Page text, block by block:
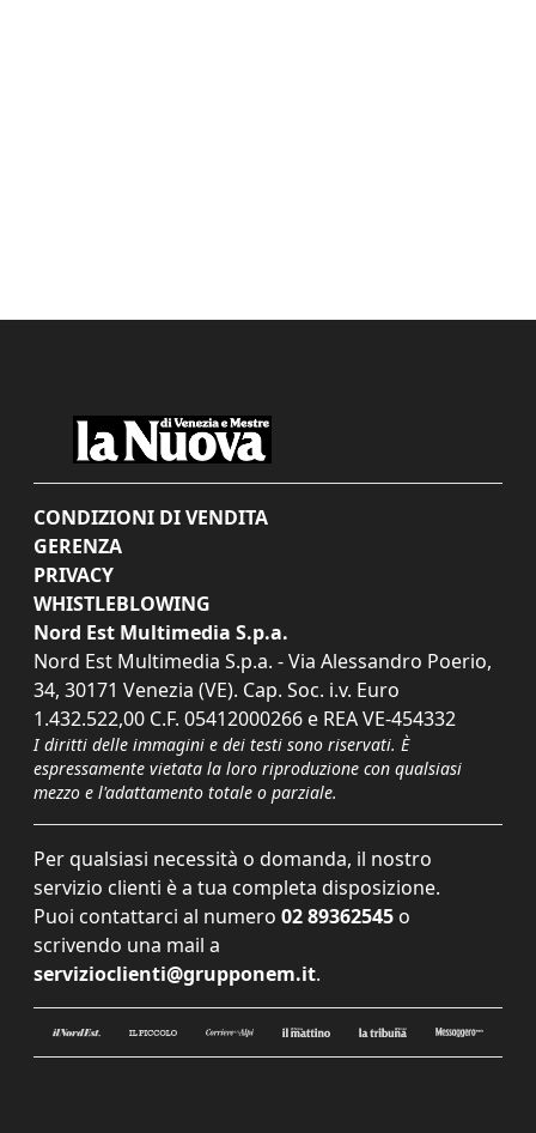
CONDIZIONI DI VENDITA
GERENZA
PRIVACY
WHISTLEBLOWING
Nord Est Multimedia S.p.a.
Nord Est Multimedia S.p.a. - Via Alessandro Poerio,
34, 30171 Venezia (VE). Cap. Soc. i.v. Euro
1.432.522,00 C.F. 05412000266 e REA VE-454332
I diritti delle immagini e dei testi sono riservati. È
espressamente vietata la loro riproduzione con qualsiasi
mezzo e l'adattamento totale o parziale.
Per qualsiasi necessità o domanda, il nostro
servizio clienti è a tua completa disposizione.
Puoi contattarci al numero 02 89362545 o
scrivendo una mail a
servizioclienti@grupponem.it.